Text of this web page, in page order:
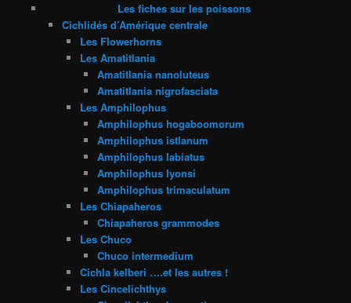
Les fiches sur les poissons
Cichlidés d’Amérique centrale
Les Flowerhorns
Les Amatitlania
Amatitlania nanoluteus
Amatitlania nigrofasciata
Les Amphilophus
Amphilophus hogaboomorum
Amphilophus istlanum
Amphilophus labiatus
Amphilophus lyonsi
Amphilophus trimaculatum
Les Chiapaheros
Chiapaheros grammodes
Les Chuco
Chuco intermedium
Cichla kelberi ….et les autres !
Les Cincelichthys